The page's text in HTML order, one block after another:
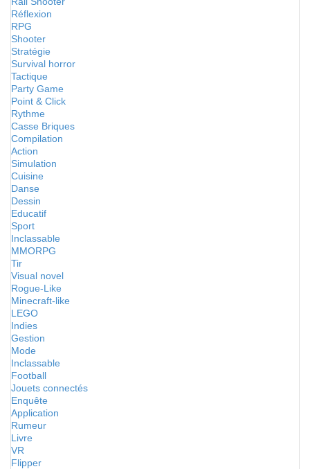
Réflexion
RPG
Shooter
Stratégie
Survival horror
Tactique
Party Game
Point & Click
Rythme
Casse Briques
Compilation
Action
Simulation
Cuisine
Danse
Dessin
Educatif
Sport
Inclassable
MMORPG
Tir
Visual novel
Rogue-Like
Minecraft-like
LEGO
Indies
Gestion
Mode
Inclassable
Football
Jouets connectés
Enquête
Application
Rumeur
Livre
VR
Flipper